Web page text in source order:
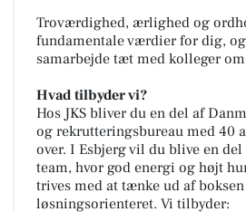
Troværdighed, ærlighed og
fundamentale værdier for dig,
samarbejde tæt med kolleger
Hvad tilbyder vi?
Hos JKS bliver du en del af
og rekrutteringsbureau med 40
over. I Esbjerg vil du blive en del
team, hvor god energi og højt
trives med at tænke ud af
løsningsorienteret. Vi tilbyder: